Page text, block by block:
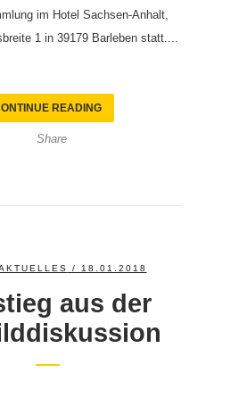
im Hotel Sachsen-Anhalt,
1 in 39179 Barleben statt....
READING
Share
/ 18.01.2018
aus der